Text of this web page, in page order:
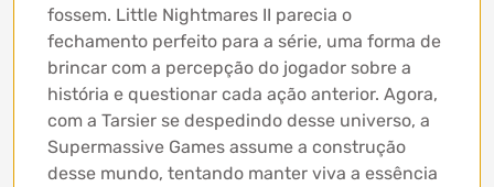
fossem. Little Nightmares II parecia o
fechamento perfeito para a série, uma forma de
brincar com a percepção do jogador sobre a
história e questionar cada ação anterior. Agora,
com a Tarsier se despedindo desse universo, a
Supermassive Games assume a construção
desse mundo, tentando manter viva a essência